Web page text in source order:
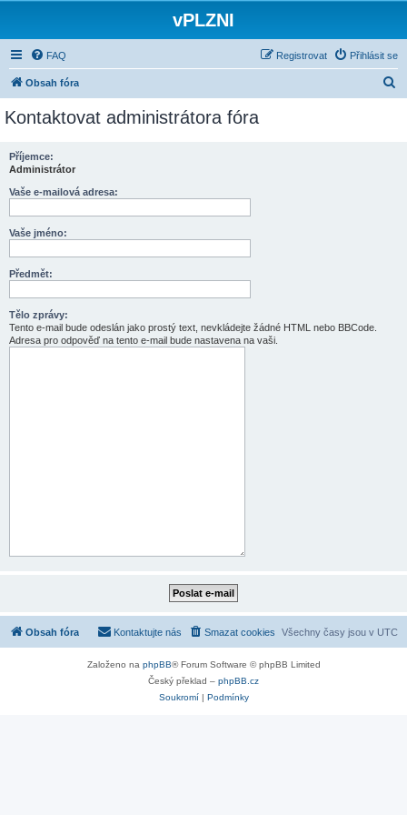
vPLZNI
FAQ Přihlásit se
Registrovat
Obsah fóra
Kontaktovat administrátora fóra
Příjemce:
Administrátor
Vaše e-mailová adresa:
Vaše jméno:
Předmět:
Tělo zprávy:
Tento e-mail bude odeslán jako prostý text, nevkládejte žádné HTML nebo BBCode.
Adresa pro odpověď na tento e-mail bude nastavena na vaši.
Obsah fóra Všechny časy jsou v UTC
Smazat cookies
Kontaktujte nás
Založeno na phpBB® Forum Software © phpBB Limited
Český překlad – phpBB.cz
Soukromí| Podmínky